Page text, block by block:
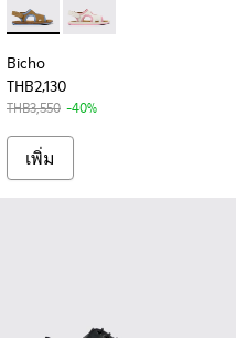
เท้าหนังทรงบัลเล่ต์สีเงินสําหรั
- รองเท้าหนังทรงบัลเล่ต์สี
019 - Red Leather
Bicho - K800596-001 - รอ
Bicho - K800596-
Bicho
THB2,130
THB3,550 -40%
เพิ่ม